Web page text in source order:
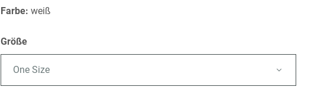
Farbe:weiß
Größe
One Size